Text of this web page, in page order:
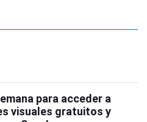
para acceder a
visuales gratuitos y